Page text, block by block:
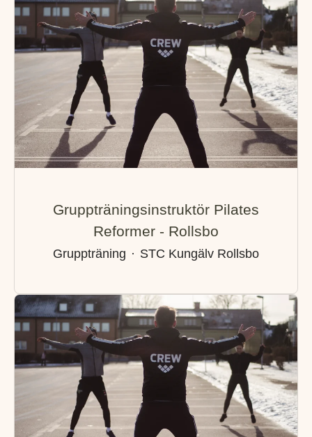
Gruppträningsinstruktör Pilates
Reformer - Rollsbo
Gruppträning · STC Kungälv Rollsbo